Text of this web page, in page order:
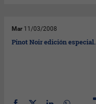
Mar 11/03/2008
Pinot Noir edición especial.